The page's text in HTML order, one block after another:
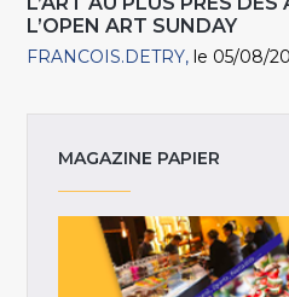
L’OPEN ART SUNDAY
FRANCOIS.DETRY le 05/08/
MAGAZINE PAPIER